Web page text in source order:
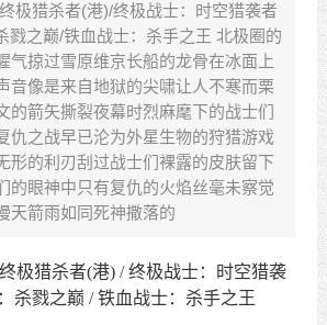
极猎杀者(港)/终极战士：时空猎袭者
戮之巅/铁血战士：杀手之王 北极圈的
气掠过雪原维京长船的龙骨在冰面上
音像是来自地狱的尖啸让人不寒而栗
的箭矢撕裂夜幕时烈麻麾下的战士们
仇之战早已沦为外星生物的狩猎游戏
形的利刃刮过战士们裸露的皮肤留下
的眼神中只有复仇的火焰丝毫未察觉
天箭雨如同死神撒落的
极猎杀者(港) /终极战士：时空猎袭
杀戮之巅 /铁血战士：杀手之王